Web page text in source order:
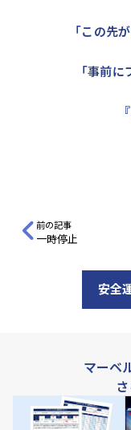
「この先
「事前
前の記事
一時停止
安全
マーベ